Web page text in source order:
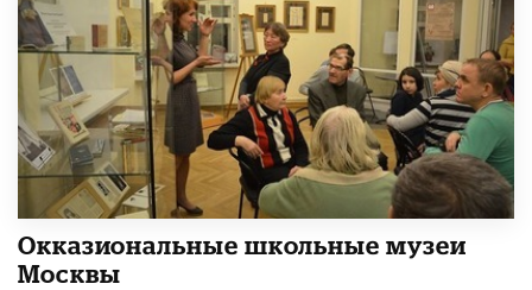
​Окказиональные школьные музеи
Москвы